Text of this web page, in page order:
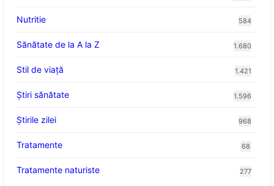
Nutritie 584
Sănătate de la A la Z 1.680
Stil de viaţă 1.421
Ştiri sănătate 1.596
Știrile zilei 968
Tratamente 68
Tratamente naturiste 277